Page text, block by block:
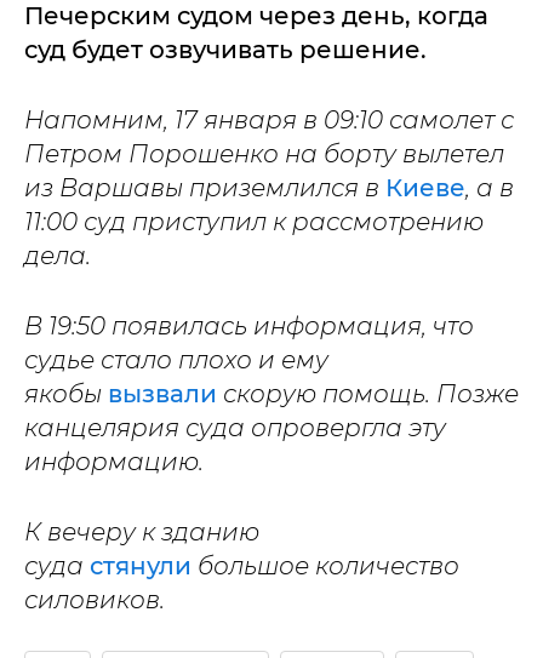
Печерским судом через день, когда
суд будет озвучивать решение.
Напомним, 17 января в 09:10 самолет с
Петром Порошенко на борту вылетел
из Варшавы приземлился в Киеве, а в
11:00 суд приступил к рассмотрению
дела.
В 19:50 появилась информация, что
судье стало плохо и ему
якобы вызвали скорую помощь. Позже
канцелярия суда опровергла эту
информацию.
К вечеру к зданию
суда стянули большое количество
силовиков.